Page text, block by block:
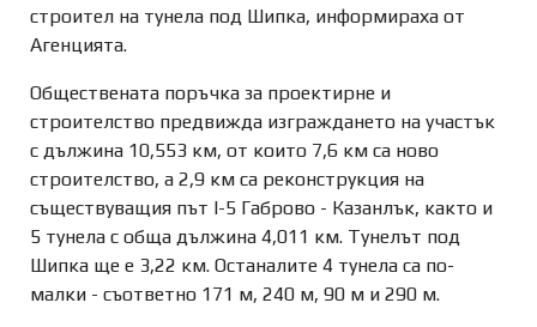
строител на тунела под Шипка, информираха от
Агенцията.
Обществената поръчка за проектирне и
строителство предвижда изграждането на участък
с дължина 10,553 км, от които 7,6 км са ново
строителство, а 2,9 км са реконструкция на
съществуващия път I-5 Габрово - Казанлък, както и
5 тунела с обща дължина 4,011 км. Тунелът под
Шипка ще е 3,22 км. Останалите 4 тунела са по-
малки - съответно 171 м, 240 м, 90 м и 290 м.